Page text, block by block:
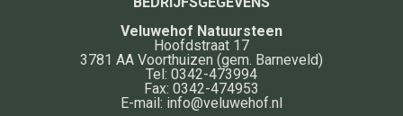
Veluwehof Natuursteen
Hoofdstraat 17
3781 AA Voorthuizen (gem. Barneveld)
Tel: 0342-473994
Fax: 0342-474953
E-mail: info@veluwehof.nl